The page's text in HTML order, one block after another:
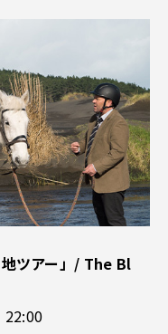
ツアー」/ The Bl
22:00